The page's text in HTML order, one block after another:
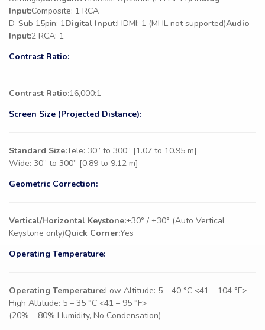
Input:Composite: 1 RCA
D-Sub 15pin: 1Digital Input:HDMI: 1 (MHL not supported)Audio
Input:2 RCA: 1
Contrast Ratio:
Contrast Ratio:16,000:1
Screen Size (Projected Distance):
Standard Size:Tele: 30” to 300” [1.07 to 10.95 m]
Wide: 30” to 300” [0.89 to 9.12 m]
Geometric Correction:
Vertical/Horizontal Keystone:±30° / ±30° (Auto Vertical
Keystone only)Quick Corner:Yes
Operating Temperature:
Operating Temperature:Low Altitude: 5 – 40 °C <41 – 104 °F>
High Altitude: 5 – 35 °C <41 – 95 °F>
(20% – 80% Humidity, No Condensation)